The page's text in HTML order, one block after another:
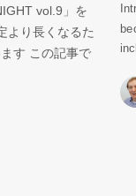
vol.9」を
より長くなるた
す この記事で